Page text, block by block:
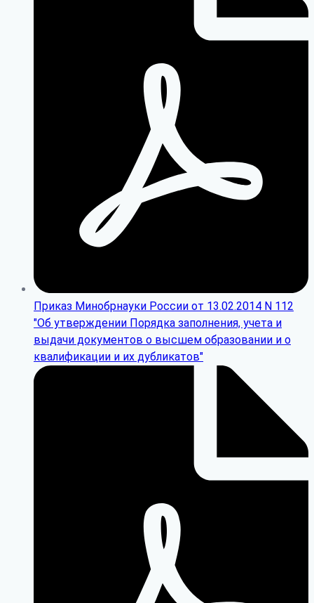
Приказ Минобрнауки России от 13.02.2014 N 112
"Об утверждении Порядка заполнения, учета и
выдачи документов о высшем образовании и о
квалификации и их дубликатов"